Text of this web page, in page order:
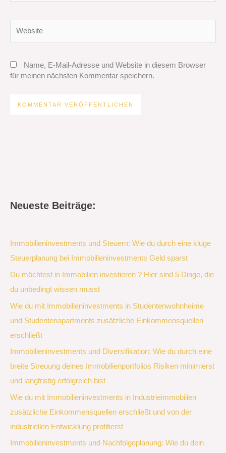
Name, E-Mail-Adresse und Website in diesem Browser
für meinen nächsten Kommentar speichern.
Neueste Beiträge:
Immobilieninvestments und Steuern: Wie du durch eine kluge
Steuerplanung bei Immobilieninvestments Geld sparst
Du möchtest in Immobilien investieren ? Hier sind 5 Dinge, die
du unbedingt wissen musst
Wie du mit Immobilieninvestments in Studentenwohnheime
und Studentenapartments zusätzliche Einkommensquellen
erschließt
Immobilieninvestments und Diversifikation: Wie du durch eine
breite Streuung deines Immobilienportfolios Risiken minimierst
und langfristig erfolgreich bist
Wie du mit Immobilieninvestments in Industrieimmobilien
zusätzliche Einkommensquellen erschließt und von der
industriellen Entwicklung profitierst
Immobilieninvestments und Nachfolgeplanung: Wie du dein